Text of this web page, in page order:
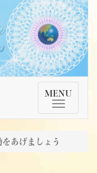
TMenu
MENU
あげましょう